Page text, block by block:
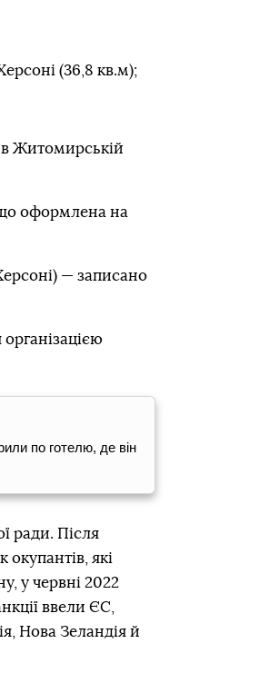
(36,8 кв.м);
в Житомирській
що оформлена на
— записано
по готелю, де він
ради. Після
які
у червні 2022
ввели ЄС,
Нова Зеландія й